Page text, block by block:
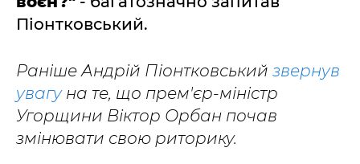
Піонтковський.
Раніше Андрій Піонтковський звернув
увагуна те, що прем'єр-міністр
Угорщини Віктор Орбан почав
змінювати свою риторику.